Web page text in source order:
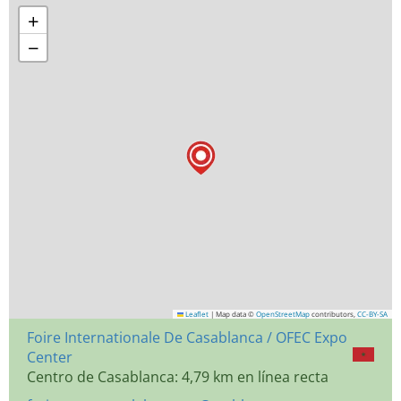
+
−
Leaflet | Map data © OpenStreetMap contributors, CC-BY-SA
Foire Internationale De Casablanca / OFEC Expo
Center
Centro de Casablanca: 4,79 km en línea recta